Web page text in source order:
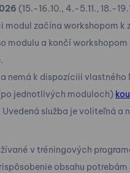
(15.-16.10., 4.-5.11., 18.-
modul začína workshopom k
modulu a končí
nemá k dispozíciii vlastného
jednotlivých moduloch)
služba je voliteľná a
v tréningových
obsahu potrebám